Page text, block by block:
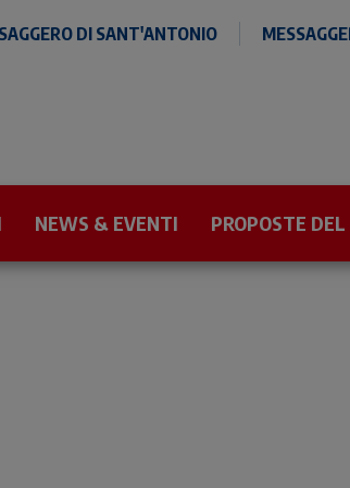
DI SANT'ANTONIO
NEWS & EVENTI PROPOSTE DEL